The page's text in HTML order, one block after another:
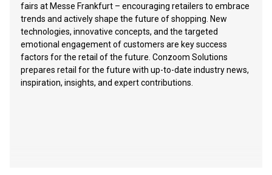
fairs at Messe Frankfurt – encouraging retailers to embrace
trends and actively shape the future of shopping. New
technologies, innovative concepts, and the targeted
emotional engagement of customers are key success
factors for the retail of the future. Conzoom Solutions
prepares retail for the future with up-to-date industry news,
inspiration, insights, and expert contributions.